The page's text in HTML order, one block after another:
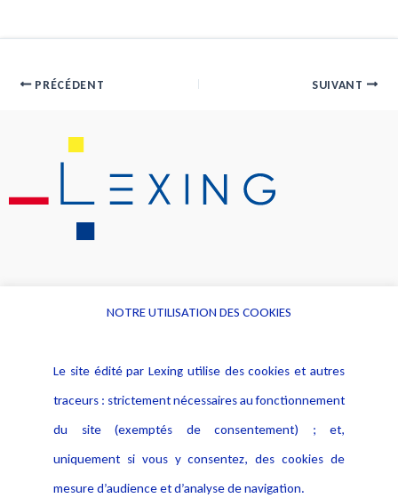
PRÉCÉDENT SUIVANT
Alerte professionnelle
Déclaration d'accessibilité
Notice Légale
Politique de protection des
données
Publications
NOTRE UTILISATION DES COOKIES
Le site édité par Lexing utilise des cookies et autres
traceurs : strictement nécessaires au fonctionnement
du site (exemptés de consentement) ; et,
uniquement si vous y consentez, des cookies de
mesure d’audience et d’analyse de navigation.